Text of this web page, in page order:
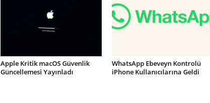
Apple Kritik macOS Güvenlik
Güncellemesi Yayınladı
WhatsApp Ebeveyn Kontrolü
iPhone Kullanıcılarına Geldi